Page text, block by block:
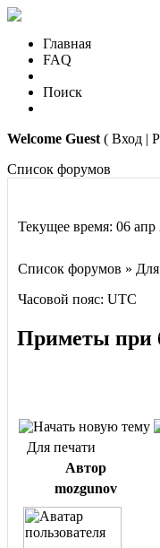
Главная
FAQ
Поиск
Welcome Guest ( Вход |
Список форумов
Текущее время: 06 апр
Список форумов »
Часовой пояс: UTC
Приметы при
Для печати
Автор
mozgunov